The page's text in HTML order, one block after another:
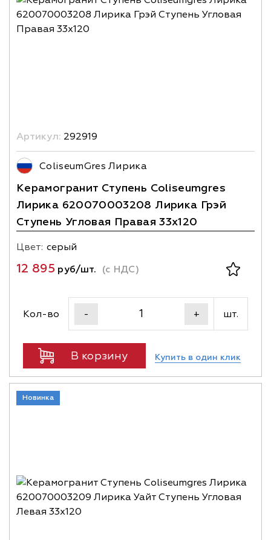
Артикул: 292919
ColiseumGres Лирика
Керамогранит Ступень Coliseumgres
Лирика 620070003208 Лирика Грэй
Ступень Угловая Правая 33x120
Цвет: серый
12 895руб/шт. (с НДС)
Кол-во - + шт.
В корзину Купить в один клик
Новинка